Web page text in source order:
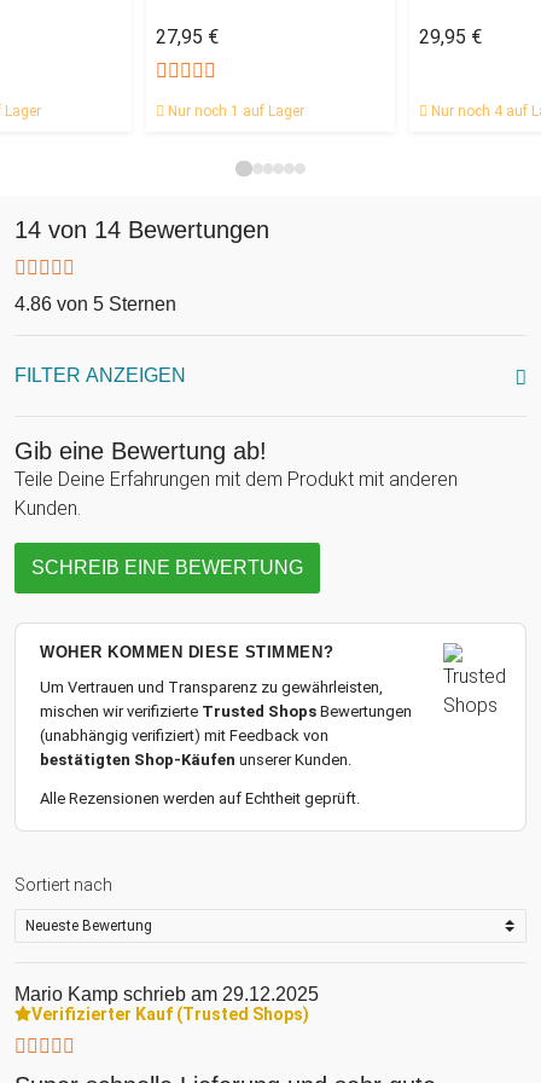
27,95 €
Nur noch 1 auf Lager
29,95 €
Nur noch 4 auf
14 von 14 Bewertungen
4.86 von 5 Sternen
FILTER ANZEIGEN
Gib eine Bewertung ab!
Teile Deine Erfahrungen mit dem Produkt mit anderen
Kunden.
SCHREIB EINE BEWERTUNG
WOHER KOMMEN DIESE STIMMEN?
Um Vertrauen und Transparenz zu gewährleisten,
mischen wir verifizierte Trusted Shops Bewertungen
(unabhängig verifiziert) mit Feedback von
bestätigten Shop-Käufen unserer Kunden.
Alle Rezensionen werden auf Echtheit geprüft.
Sortiert nach
Mario Kamp schrieb am 29.12.2025
Verifizierter Kauf (Trusted Shops)